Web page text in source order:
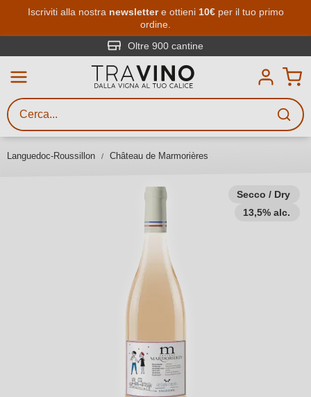
Passa al contenuto principale
Iscriviti alla nostra newslettere ottieni 10€per il tuo primo
ordine.
Oltre 900 cantine
Languedoc-Roussillon Château de Marmorières
Secco / Dry
13,5% alc.
Ricerca vini
Inserisci almeno 3 caratteri
gusto, occasione, nome del vino,
vitigno, regione, cantina o altri